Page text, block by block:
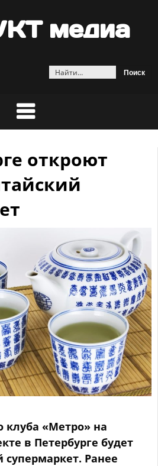
медиа
Найти:
откроют
«Метро» на
в Петербурге будет
Ранее